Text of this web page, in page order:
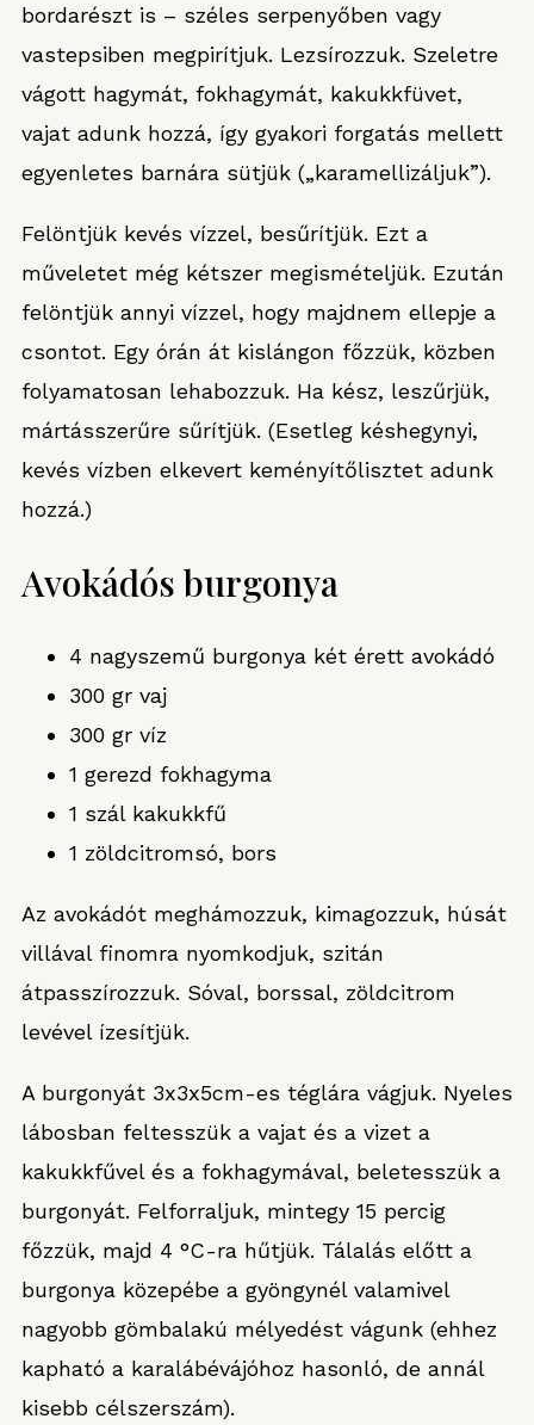
bordarészt is – széles serpenyőben vagy
vastepsiben megpirítjuk. Lezsírozzuk. Szeletre
vágott hagymát, fokhagymát, kakukkfüvet,
vajat adunk hozzá, így gyakori forgatás mellett
egyenletes barnára sütjük („karamellizáljuk”).
Felöntjük kevés vízzel, besűrítjük. Ezt a
műveletet még kétszer megismételjük. Ezután
felöntjük annyi vízzel, hogy majdnem ellepje a
csontot. Egy órán át kislángon főzzük, közben
folyamatosan lehabozzuk. Ha kész, leszűrjük,
mártásszerűre sűrítjük. (Esetleg késhegynyi,
kevés vízben elkevert keményítőlisztet adunk
hozzá.)
Avokádós burgonya
4 nagyszemű burgonya két érett avokádó
300 gr vaj
300 gr víz
1 gerezd fokhagyma
1 szál kakukkfű
1 zöldcitromsó, bors
Az avokádót meghámozzuk, kimagozzuk, húsát
villával finomra nyomkodjuk, szitán
átpasszírozzuk. Sóval, borssal, zöldcitrom
levével ízesítjük.
A burgonyát 3x3x5cm-es téglára vágjuk. Nyeles
lábosban feltesszük a vajat és a vizet a
kakukkfűvel és a fokhagymával, beletesszük a
burgonyát. Felforraljuk, mintegy 15 percig
főzzük, majd 4 °C-ra hűtjük. Tálalás előtt a
burgonya közepébe a gyöngynél valamivel
nagyobb gömbalakú mélyedést vágunk (ehhez
kapható a karalábévájóhoz hasonló, de annál
kisebb célszerszám).